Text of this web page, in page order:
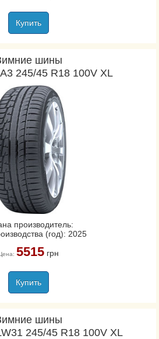
Купить
шины
245/45 R18 100V XL
производитель:
(год): 2025
5515грн
Купить
шины
245/45 R18 100V XL